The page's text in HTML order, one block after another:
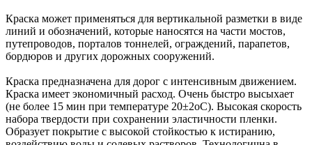
Краска может применяться для вертикальной разметки в виде
линий и обозначений, которые наносятся на части мостов,
путепроводов, порталов тоннелей, ограждений, парапетов,
бордюров и других дорожных сооружений.
Краска предназначена для дорог с интенсивным движением.
Краска имеет экономичный расход. Очень быстро высыхает
(не более 15 мин при температуре 20±2оС). Высокая скорость
набора твердости при сохранении эластичности пленки.
Образует покрытие с высокой стойкостью к истиранию,